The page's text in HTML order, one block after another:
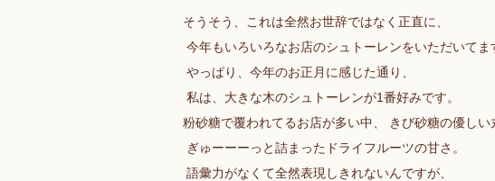
そうそう、これは全然お世辞ではなく正直に、
今年もいろいろなお店のシュトーレンをいただいてま
やっぱり、今年のお正月に感じた通り、
私は、大きな木のシュトーレンが1番好みです。
粉砂糖で覆われてるお店が多い中、 きび砂糖の優しい
ぎゅーーーっと詰まったドライフルーツの甘さ。
語彙力がなくて全然表現しきれないんですが、